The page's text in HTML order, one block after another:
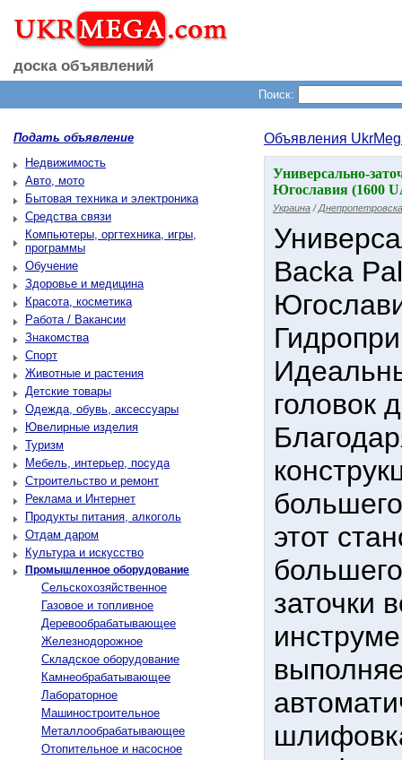
доска объявлений
Поиск:
Подать объявление
Недвижимость
Авто, мото
Бытовая техника и электроника
Средства связи
Компьютеры, оргтехника, игры,
программы
Обучение
Здоровье и медицина
Красота, косметика
Работа / Вакансии
Знакомства
Спорт
Животные и растения
Детские товары
Одежда, обувь, аксессуары
Ювелирные изделия
Туризм
Мебель, интерьер, посуда
Строительство и ремонт
Реклама и Интернет
Продукты питания, алкоголь
Отдам даром
Культура и искусство
Промышленное оборудование
Сельскохозяйственное
Газовое и топливное
Деревообрабатывающее
Железнодорожное
Складское оборудование
Камнеобрабатывающее
Лабораторное
Машиностроительное
Металлообрабатывающее
Отопительное и насосное
Объявления
Универсально-
Югославия (1600
Украина /
Backa
головок
этот
заточки